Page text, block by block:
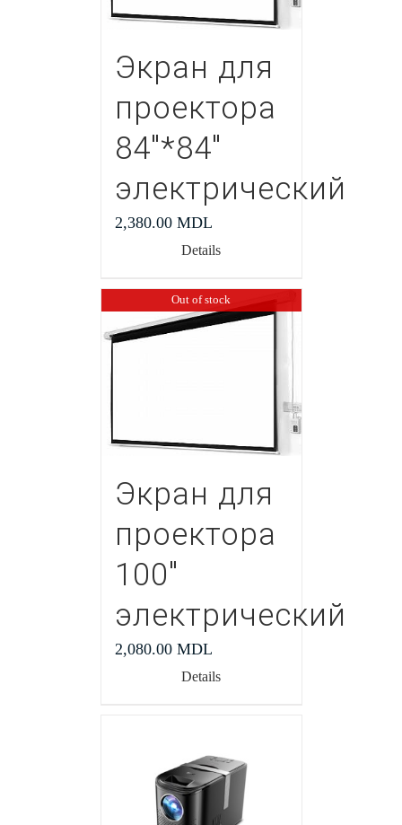
Экран для
проектора
84″*84″
электрический
2,380.00 MDL
Details
Out of stock
Экран для
проектора
100″
электрический
2,080.00 MDL
Details